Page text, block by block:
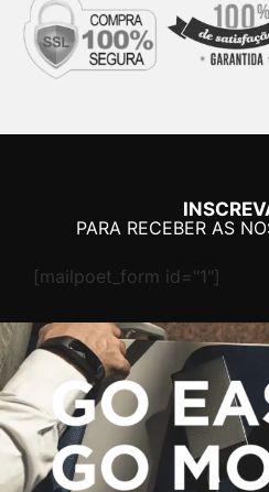
PARA RECEBER AS
[mailpoet_form id="1"]